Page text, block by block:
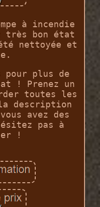
à incendie
très bon état
nettoyée et
pour plus de
! Prenez un
toutes les
description
avez des
pas à
!